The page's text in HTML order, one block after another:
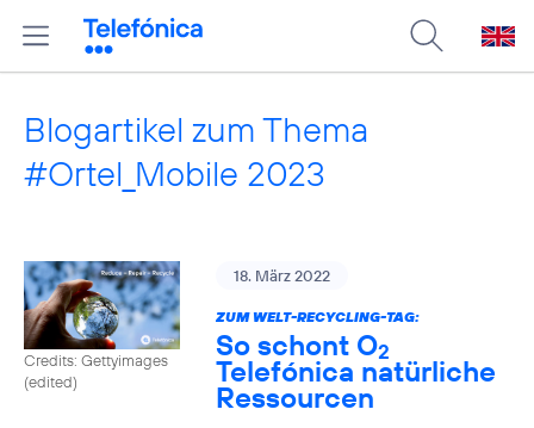
Blogartikel zum Thema
#Ortel_Mobile 2023
Credits: Gettyimages
(edited)
18. März 2022
ZUM WELT-RECYCLING-TAG:
So schont O2
Telefónica natürliche
Ressourcen